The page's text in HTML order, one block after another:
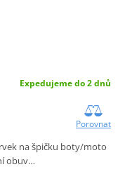
Expedujeme do 2 dnů
Porovnat
na špičku boty/moto
obuv…